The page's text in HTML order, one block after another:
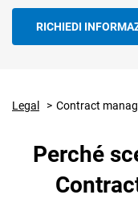
Email Marketing
Financial Solutions
Trust Services
RICHIEDI
Legal Contract
Perché